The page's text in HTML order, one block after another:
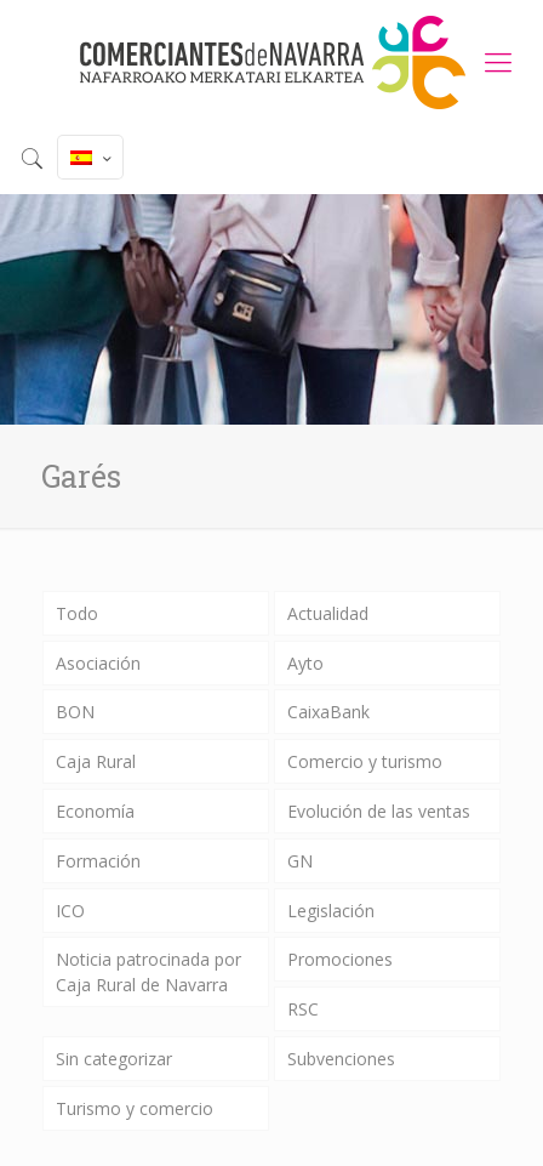
Garés
Todo Actualidad
Asociación Ayto
BON CaixaBank
Caja Rural Comercio y turismo
Economía Evolución de las ventas
Formación GN
ICO Legislación
Noticia patrocinada por
Caja Rural de Navarra
Promociones
RSC
Sin categorizar Subvenciones
Turismo y comercio